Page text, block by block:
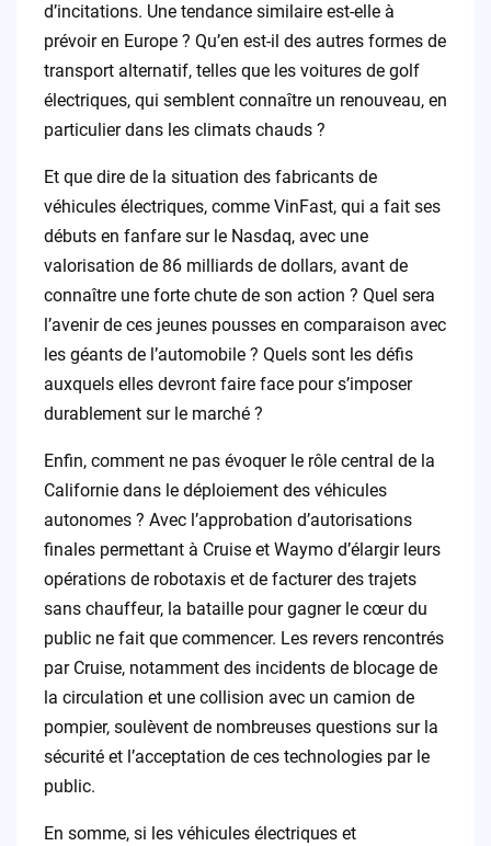
d’incitations. Une tendance similaire est-elle à
prévoir en Europe ? Qu’en est-il des autres formes de
transport alternatif, telles que les voitures de golf
électriques, qui semblent connaître un renouveau, en
particulier dans les climats chauds ?
Et que dire de la situation des fabricants de
véhicules électriques, comme VinFast, qui a fait ses
débuts en fanfare sur le Nasdaq, avec une
valorisation de 86 milliards de dollars, avant de
connaître une forte chute de son action ? Quel sera
l’avenir de ces jeunes pousses en comparaison avec
les géants de l’automobile ? Quels sont les défis
auxquels elles devront faire face pour s’imposer
durablement sur le marché ?
Enfin, comment ne pas évoquer le rôle central de la
Californie dans le déploiement des véhicules
autonomes ? Avec l’approbation d’autorisations
finales permettant à Cruise et Waymo d’élargir leurs
opérations de robotaxis et de facturer des trajets
sans chauffeur, la bataille pour gagner le cœur du
public ne fait que commencer. Les revers rencontrés
par Cruise, notamment des incidents de blocage de
la circulation et une collision avec un camion de
pompier, soulèvent de nombreuses questions sur la
sécurité et l’acceptation de ces technologies par le
public.
En somme, si les véhicules électriques et